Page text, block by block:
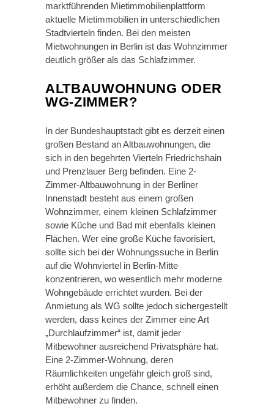
marktführenden Mietimmobilienplattform
aktuelle Mietimmobilien in unterschiedlichen
Stadtvierteln finden. Bei den meisten
Mietwohnungen in Berlin ist das Wohnzimmer
deutlich größer als das Schlafzimmer.
ALTBAUWOHNUNG ODER
WG-ZIMMER?
In der Bundeshauptstadt gibt es derzeit einen
großen Bestand an Altbauwohnungen, die
sich in den begehrten Vierteln Friedrichshain
und Prenzlauer Berg befinden. Eine 2-
Zimmer-Altbauwohnung in der Berliner
Innenstadt besteht aus einem großen
Wohnzimmer, einem kleinen Schlafzimmer
sowie Küche und Bad mit ebenfalls kleinen
Flächen. Wer eine große Küche favorisiert,
sollte sich bei der Wohnungssuche in Berlin
auf die Wohnviertel in Berlin-Mitte
konzentrieren, wo wesentlich mehr moderne
Wohngebäude errichtet wurden. Bei der
Anmietung als WG sollte jedoch sichergestellt
werden, dass keines der Zimmer eine Art
„Durchlaufzimmer“ ist, damit jeder
Mitbewohner ausreichend Privatsphäre hat.
Eine 2-Zimmer-Wohnung, deren
Räumlichkeiten ungefähr gleich groß sind,
erhöht außerdem die Chance, schnell einen
Mitbewohner zu finden.